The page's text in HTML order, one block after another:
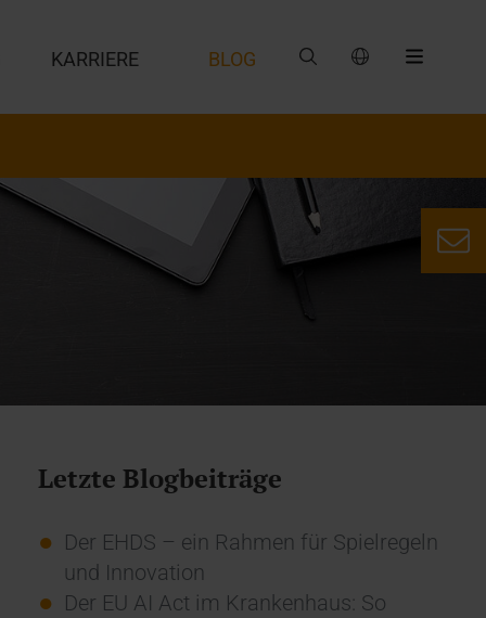
KARRIERE BLOG
Letzte Blogbeiträge
Der EHDS – ein Rahmen für Spielregeln
und Innovation
Der EU AI Act im Krankenhaus: So